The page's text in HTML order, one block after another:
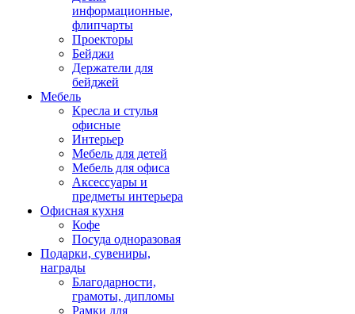
информационные,
флипчарты
Проекторы
Бейджи
Держатели для
бейджей
Мебель
Кресла и стулья
офисные
Интерьер
Мебель для детей
Мебель для офиса
Аксессуары и
предметы интерьера
Офисная кухня
Кофе
Посуда одноразовая
Подарки, сувениры,
награды
Благодарности,
грамоты, дипломы
Рамки для